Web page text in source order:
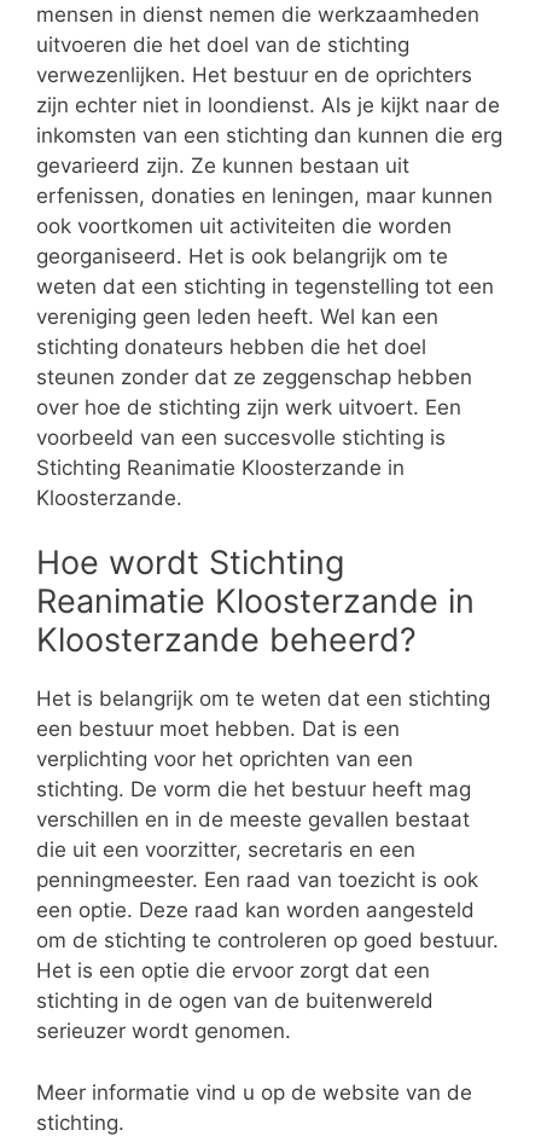
mensen in dienst nemen die werkzaamheden
uitvoeren die het doel van de stichting
verwezenlijken. Het bestuur en de oprichters
zijn echter niet in loondienst. Als je kijkt naar de
inkomsten van een stichting dan kunnen die erg
gevarieerd zijn. Ze kunnen bestaan uit
erfenissen, donaties en leningen, maar kunnen
ook voortkomen uit activiteiten die worden
georganiseerd. Het is ook belangrijk om te
weten dat een stichting in tegenstelling tot een
vereniging geen leden heeft. Wel kan een
stichting donateurs hebben die het doel
steunen zonder dat ze zeggenschap hebben
over hoe de stichting zijn werk uitvoert. Een
voorbeeld van een succesvolle stichting is
Stichting Reanimatie Kloosterzande in
Kloosterzande.
Hoe wordt Stichting
Reanimatie Kloosterzande in
Kloosterzande beheerd?
Het is belangrijk om te weten dat een stichting
een bestuur moet hebben. Dat is een
verplichting voor het oprichten van een
stichting. De vorm die het bestuur heeft mag
verschillen en in de meeste gevallen bestaat
die uit een voorzitter, secretaris en een
penningmeester. Een raad van toezicht is ook
een optie. Deze raad kan worden aangesteld
om de stichting te controleren op goed bestuur.
Het is een optie die ervoor zorgt dat een
stichting in de ogen van de buitenwereld
serieuzer wordt genomen.
Meer informatie vind u op de website van de
stichting.